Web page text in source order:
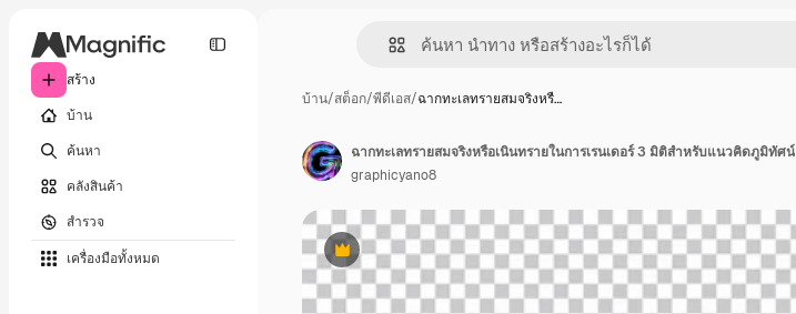
สร้าง
บ้าน
ค้นหา
คลังสินค้า
สำรวจ
เครื่องมือทั้งหมด
บ้าน/สต็อก/พีดีเอส/ฉากทะเลทรายสมจริงหรื…
พรีเมี่ยม
ฉากทะเลทรายสมจริงหรือเนินทรายในการเรนเดอร์ 3 มิติสำหรับแนวคิดภูมิทัศน์
graphicyano8